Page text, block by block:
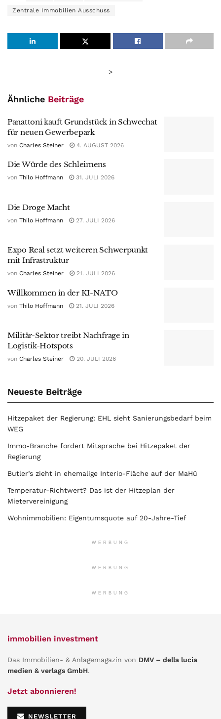
Zentrale Immobilien Ausschuss
>
Ähnliche Beiträge
Panattoni kauft Grundstück in Schwechat
für neuen Gewerbepark
von Charles Steiner 4. AUGUST 2026
Die Würde des Schleimens
von Thilo Hoffmann 31. JULI 2026
Die Droge Macht
von Thilo Hoffmann 27. JULI 2026
Expo Real setzt weiteren Schwerpunkt
mit Infrastruktur
von Charles Steiner 21. JULI 2026
Willkommen in der KI-NATO
von Thilo Hoffmann 21. JULI 2026
Militär-Sektor treibt Nachfrage in
Logistik-Hotspots
von Charles Steiner 20. JULI 2026
Neueste Beiträge
Hitzepaket der Regierung: EHL sieht Sanierungsbedarf beim
WEG
Immo-Branche fordert Mitsprache bei Hitzepaket der
Regierung
Butler’s zieht in ehemalige Interio-Fläche auf der MaHü
Temperatur-Richtwert? Das ist der Hitzeplan der
Mietervereinigung
Wohnimmobilien: Eigentumsquote auf 20-Jahre-Tief
WERBUNG
WERBUNG
WERBUNG
immobilien investment
Das Immobilien- & Anlagemagazin von DMV – della lucia
medien & verlags GmbH.
Jetzt abonnieren!
NEWSLETTER